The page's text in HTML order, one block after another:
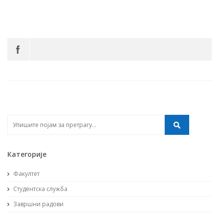
Категорије
Факултет
Студентска служба
Завршни радови